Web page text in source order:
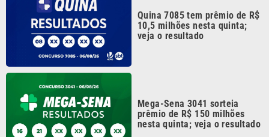
Quina 7085 tem prêmio de R$
10,5 milhões nesta quinta;
veja o resultado
Mega-Sena 3041 sorteia
prêmio de R$ 150 milhões
nesta quinta; veja o resultado